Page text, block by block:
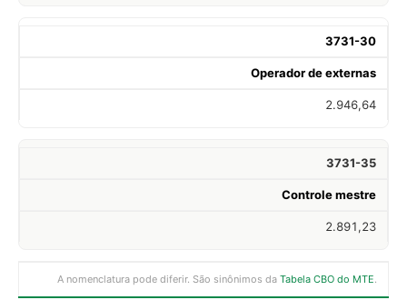
3731-30
Operador de externas
2.946,64
3731-35
Controle mestre
2.891,23
A nomenclatura pode diferir. São sinônimos da Tabela CBO do MTE.